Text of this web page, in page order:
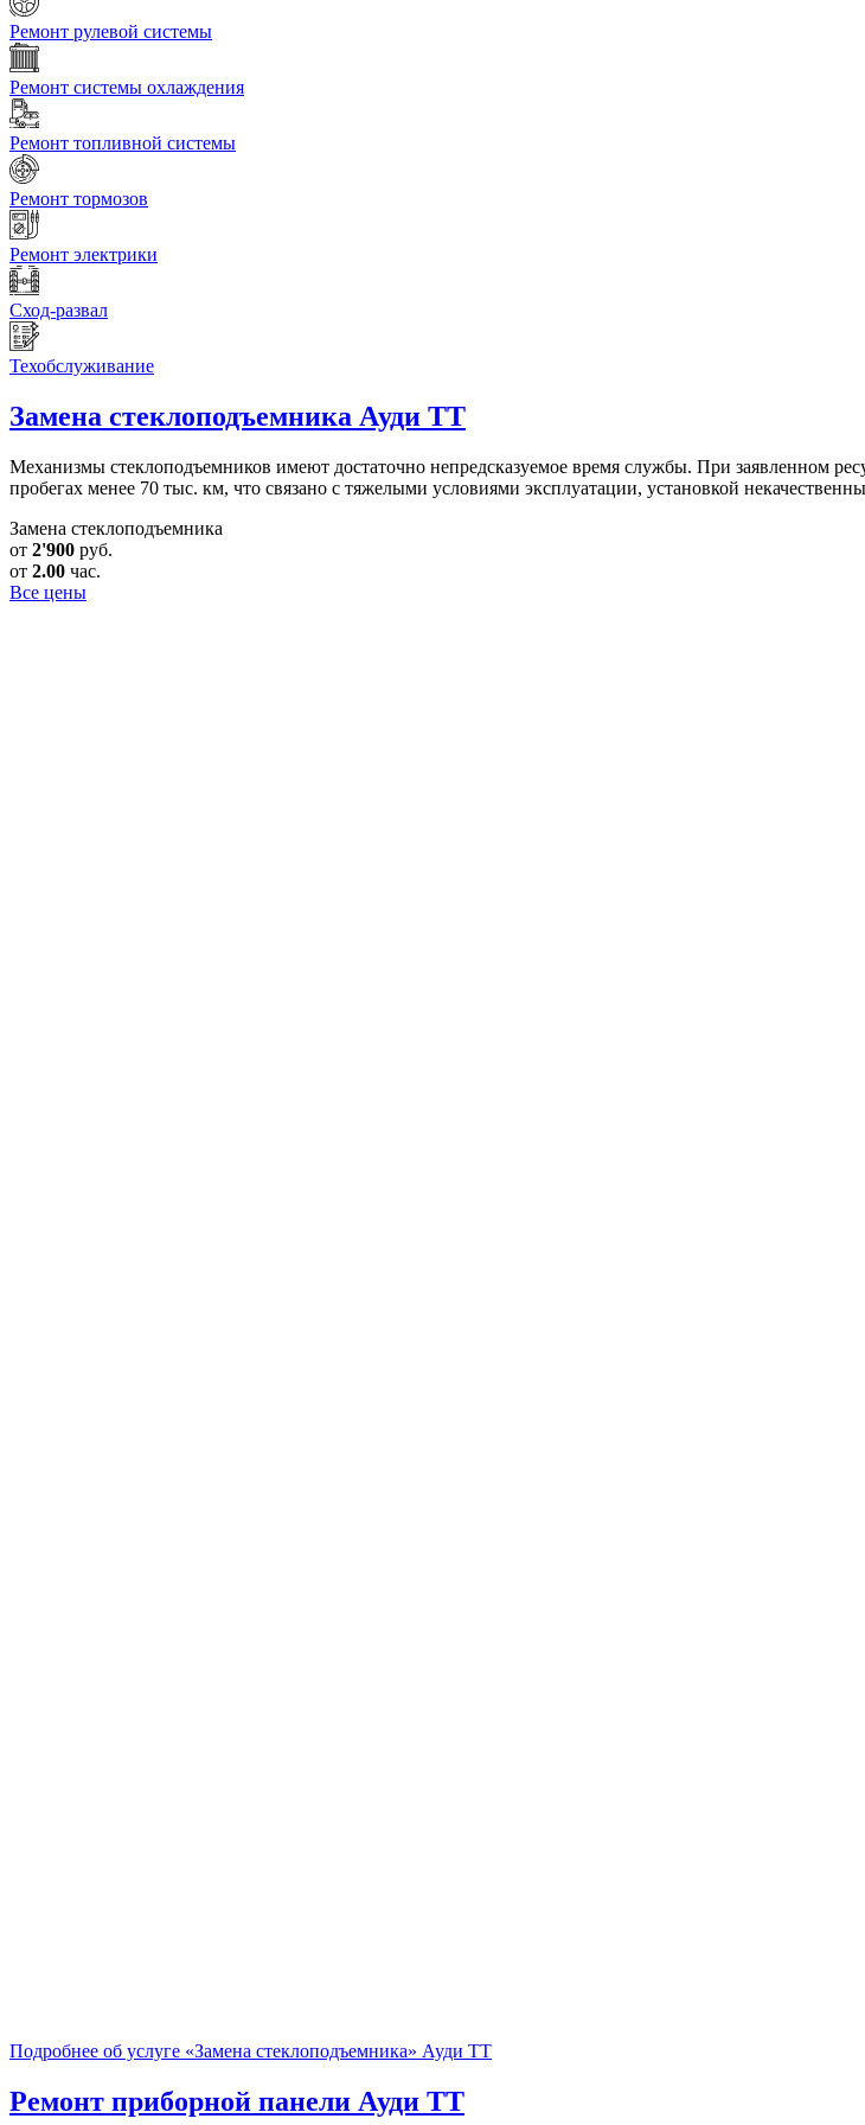
Ремонт рулевой системы
Ремонт системы охлаждения
Ремонт топливной системы
Ремонт тормозов
Ремонт электрики
Сход-развал
Техобслуживание
Замена стеклоподъемника Ауди ТТ
Механизмы стеклоподъемников имеют достаточно непредсказуемое время службы. При заявленном
пробегах менее 70 тыс. км, что связано с тяжелыми условиями эксплуатации, установкой
Замена стеклоподъемника
от 2'900 руб.
от 2.00 час.
Все цены
Подробнее об услуге «Замена стеклоподъемника» Ауди ТТ
Ремонт приборной панели Ауди ТТ